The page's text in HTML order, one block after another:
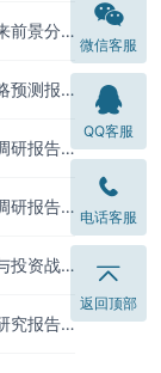
前景分
预测报
研报告
研报告
投资战
究报告
微信客服
QQ客服
电话客服
返回顶部